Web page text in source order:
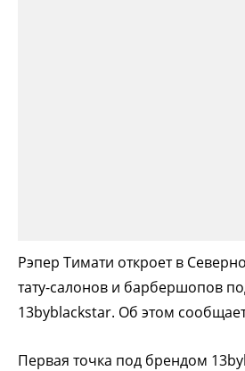
Рэпер Тимати откроет в
тату-салонов и барбершопов
13byblackstar. Об этом
Первая точка под брендом